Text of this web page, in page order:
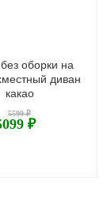
оборки на
диван
какао
5599 ₽
₽